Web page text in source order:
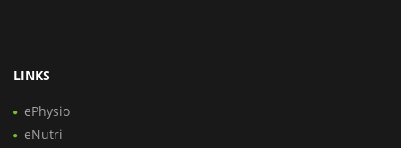
LINKS
ePhysio
eNutri